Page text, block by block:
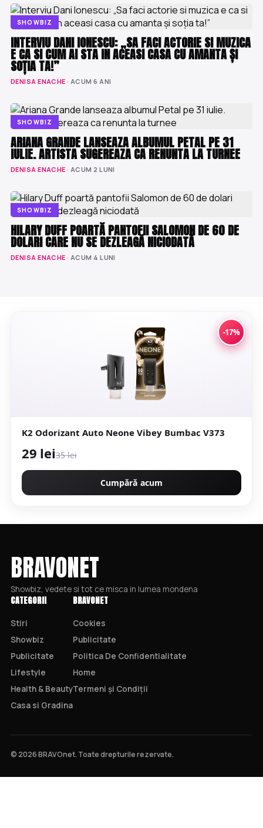
SHOWBIZ
INTERVIU DANI IONESCU: „SA FACI ACTORIE SI MUZICA
E CA SI CUM AI STA IN ACEASI CASA CU AMANTA ȘI
SOȚIA TA!”
DENISA ENACHE · ACUM 6 ANI
SHOWBIZ
ARIANA GRANDE LANSEAZA ALBUMUL PETAL PE 31
IULIE. ARTISTA SUGEREAZA CA RENUNTA LA TURNEE
DENISA ENACHE · ACUM 2 LUNI
SHOWBIZ
HILARY DUFF POARTĂ PANTOFII SALOMON DE 60 DE
DOLARI CARE NU SE DEZLEAGĂ NICIODATĂ
DENISA ENACHE · ACUM 4 LUNI
-17%
K2 Odorizant Auto Neone Vibey Bumbac V373
29 lei35 lei
Cumpără acum
BRAVONET
Showbiz, vedete si tot ce misca in lumea mondena
CATEGORII
Stiri
Showbiz
Publicitate
Lifestyle
Health & Beauty
Casa si Gradina
BRAVONET
Cookies
Publicitate
Politica De Confidentialitate
Home
Termeni și Condiții
© 2026 BRAVOnet. Toate drepturile rezervate.